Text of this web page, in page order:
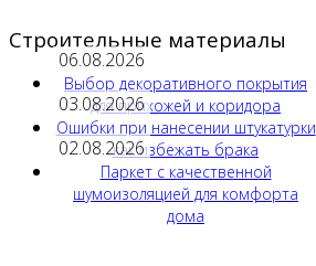
Строительные материалы
06.08.2026
Выбор декоративного покрытия
для прихожей и коридора
03.08.2026
Ошибки при нанесении штукатурки
как избежать брака
02.08.2026
Паркет с качественной
шумоизоляцией для комфорта
дома